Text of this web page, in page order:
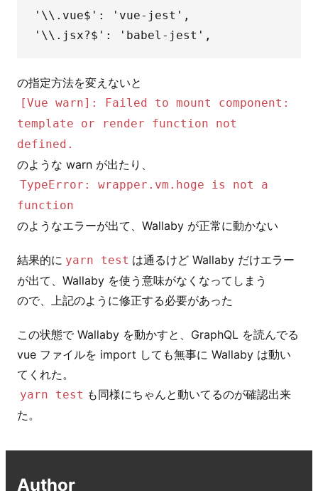
'\\.vue$': 'vue-jest',
[Vue warn]: Failed to mount component:
template or render function not
defined.
TypeError: wrapper.vm.hoge is not a
function
のようなエラーが出て、Wallaby が正常に動かない
結果的に yarn test は通るけど Wallaby だけエラー
が出て、Wallaby を使う意味がなくなってしまう
ので、上記のように修正する必要があった
この状態で Wallaby を動かすと、GraphQL を読んでる
vue ファイルを import しても無事に Wallaby は動い
yarn test も同様にちゃんと動いてるのが確認出来
た。
Author